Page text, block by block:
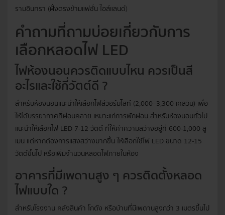
รามอินทรา (ฝั่งตรงข้ามแฟชั่น ไอส์แลนด์)
คำถามที่ถามบ่อยเกี่ยวกับการ
เลือกหลอดไฟ LED
ไฟห้องนอนควรติดแบบไหน ควรเป็นสี
อะไรและใช้กี่วัตต์ดี ?
สำหรับห้องนอนแนะนำให้เลือกไฟสีวอร์มไลท์ (2,000–3,300 เคลวิน) เพื่อ
ให้ได้บรรยากาศที่ผ่อนคลาย เหมาะแก่การพักผ่อน สำหรับห้องนอนทั่วไป
แนะนำให้เลือกไฟ LED 7-12 วัตต์ ที่ให้ค่าความสว่างอยู่ที่ 600-1,000 ลู
เมน แต่หากต้องการแสงสว่างมากขึ้น ให้เลือกใช้ไฟ LED ขนาด 12-15
วัตต์ขึ้นไป หรือเพิ่มจำนวนหลอดไฟภายในห้อง
อาคารที่มีเพดานสูง ๆ ควรติดตั้งหลอด
ไฟแบบใด ?
สำหรับโรงงาน คลังสินค้า โกดัง หรือบ้านที่มีเพดานสูงกว่า 3 เมตรขึ้นไป